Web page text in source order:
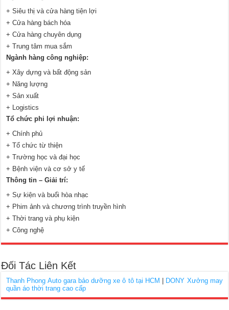
+ Siêu thị và cửa hàng tiện lợi
+ Cửa hàng bách hóa
+ Cửa hàng chuyên dụng
+ Trung tâm mua sắm
Ngành hàng công nghiệp:
+ Xây dựng và bất động sản
+ Năng lượng
+ Sản xuất
+ Logistics
Tổ chức phi lợi nhuận:
+ Chính phủ
+ Tổ chức từ thiện
+ Trường học và đại học
+ Bệnh viện và cơ sở y tế
Thông tin – Giải trí:
+ Sự kiện và buổi hòa nhạc
+ Phim ảnh và chương trình truyền hình
+ Thời trang và phụ kiện
+ Công nghệ
Đối Tác Liên Kết
Thanh Phong Auto gara bảo dưỡng xe ô tô tại HCM
DONY Xưởng may
quần áo thời trang cao cấp